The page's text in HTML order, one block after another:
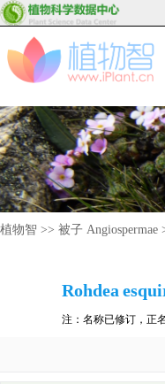
植物智 >> 被子 Angiospermae
Rohdea
注：名称已修订，正